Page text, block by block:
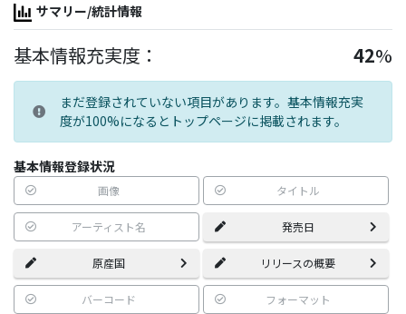
サマリー/統計情報
基本情報充実度： 42%
まだ登録されていない項目があります。基本情報充実
度が100%になるとトップページに掲載されます。
基本情報登録状況
画像 タイトル
アーティスト名 発売日
原産国 リリースの概要
バーコード フォーマット